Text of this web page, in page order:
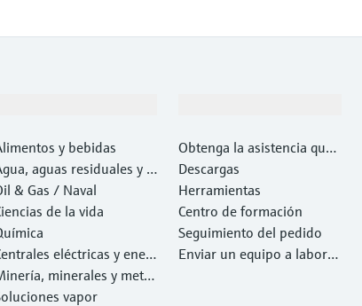
y bebidas
aguas residuales y r
& Gas / Naval
de la vida
eléctricas y ener
minerales y metal
vapor
Obtenga la asistencia que
necesita con rapidez
Descargas
Herramientas
Centro de formación
Seguimiento del pedido
Enviar un equipo a laborat